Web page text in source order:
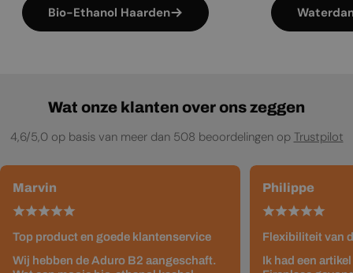
Bio-Ethanol Haarden
Wat onze klanten over ons zeggen
4,6/5,0 op basis van meer dan 508 beoordelingen op Trustpilot
Marvin
Top product en goede klantenservice
Wij hebben de Aduro B2 aangeschaft.
Philippe
Flexibiliteit van
Ik had een